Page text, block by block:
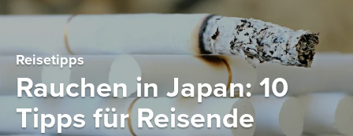
Reisetipps
Rauchen in Japan: 10
Tipps für Reisende